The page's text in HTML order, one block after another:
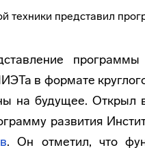
программы
в формате
на будущее. Открыл
развития
. Он отметил, что